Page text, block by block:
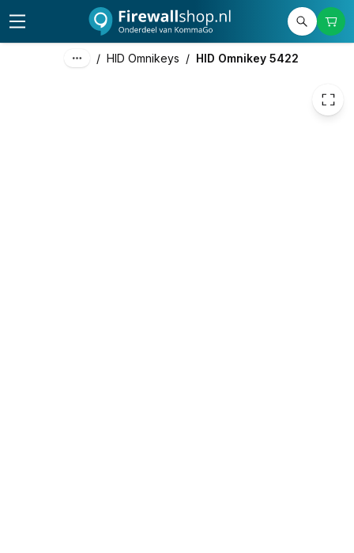
/ HID Omnikeys / HID Omnikey 5422
excl. btw
incl. btw